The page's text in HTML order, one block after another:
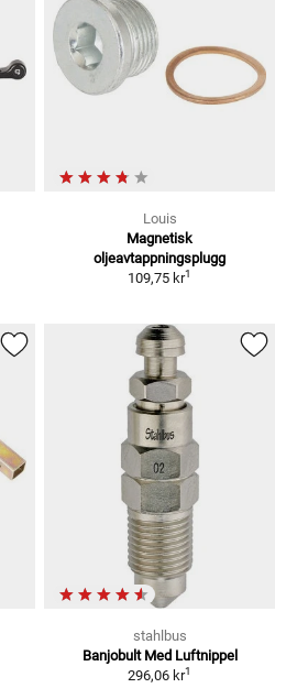
Louis
Magnetisk
oljeavtappningsplugg
109,75 kr1
stahlbus
Banjobult Med Luftnippel
296,06 kr1